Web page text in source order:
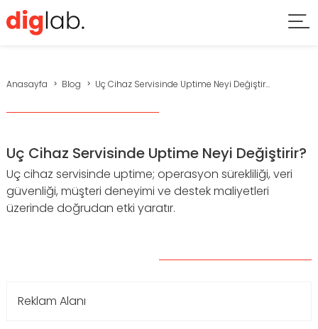
Anasayfa Blog Uç Cihaz Servisinde Uptime Neyi Değiştir...
Uç Cihaz Servisinde Uptime Neyi Değiştirir?
Uç cihaz servisinde uptime; operasyon sürekliliği, veri
güvenliği, müşteri deneyimi ve destek maliyetleri
üzerinde doğrudan etki yaratır.
Reklam Alanı